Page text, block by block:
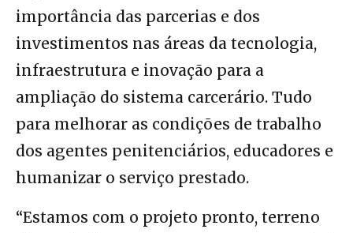
importância das parcerias e dos
investimentos nas áreas da tecnologia,
infraestrutura e inovação para a
ampliação do sistema carcerário. Tudo
para melhorar as condições de trabalho
dos agentes penitenciários, educadores e
humanizar o serviço prestado.
“Estamos com o projeto pronto, terreno